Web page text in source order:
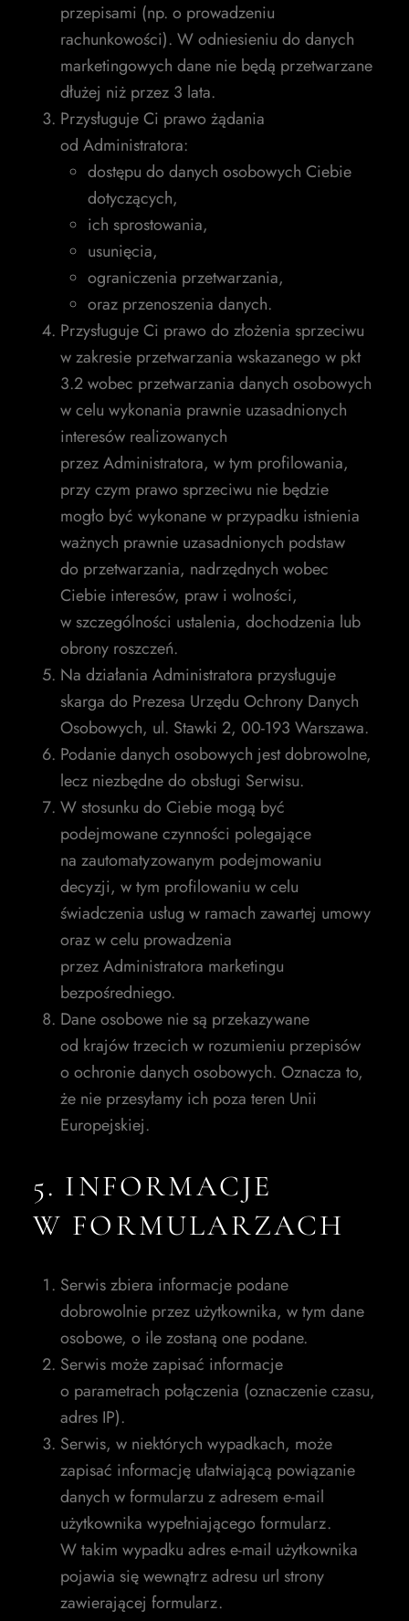
przepisami (np. o prowadzeniu
rachunkowości). W odniesieniu do danych
marketingowych dane nie będą przetwarzane
dłużej niż przez 3 lata.
Przysługuje Ci prawo żądania
od Administratora:
dostępu do danych osobowych Ciebie
dotyczących,
ich sprostowania,
usunięcia,
ograniczenia przetwarzania,
oraz przenoszenia danych.
Przysługuje Ci prawo do złożenia sprzeciwu
w zakresie przetwarzania wskazanego w pkt
3.2 wobec przetwarzania danych osobowych
w celu wykonania prawnie uzasadnionych
interesów realizowanych
przez Administratora, w tym profilowania,
przy czym prawo sprzeciwu nie będzie
mogło być wykonane w przypadku istnienia
ważnych prawnie uzasadnionych podstaw
do przetwarzania, nadrzędnych wobec
Ciebie interesów, praw i wolności,
w szczególności ustalenia, dochodzenia lub
obrony roszczeń.
Na działania Administratora przysługuje
skarga do Prezesa Urzędu Ochrony Danych
Osobowych, ul. Stawki 2, 00-193 Warszawa.
Podanie danych osobowych jest dobrowolne,
lecz niezbędne do obsługi Serwisu.
W stosunku do Ciebie mogą być
podejmowane czynności polegające
na zautomatyzowanym podejmowaniu
decyzji, w tym profilowaniu w celu
świadczenia usług w ramach zawartej umowy
oraz w celu prowadzenia
przez Administratora marketingu
bezpośredniego.
Dane osobowe nie są przekazywane
od krajów trzecich w rozumieniu przepisów
o ochronie danych osobowych. Oznacza to,
że nie przesyłamy ich poza teren Unii
Europejskiej.
5. INFORMACJE
W FORMULARZACH
Serwis zbiera informacje podane
dobrowolnie przez użytkownika, w tym dane
osobowe, o ile zostaną one podane.
Serwis może zapisać informacje
o parametrach połączenia (oznaczenie czasu,
adres IP).
Serwis, w niektórych wypadkach, może
zapisać informację ułatwiającą powiązanie
danych w formularzu z adresem e-mail
użytkownika wypełniającego formularz.
W takim wypadku adres e-mail użytkownika
pojawia się wewnątrz adresu url strony
zawierającej formularz.